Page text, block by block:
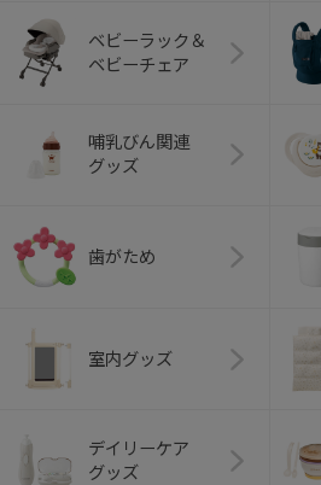
ベビーラック＆
ベビーチェア
哺乳びん関連
グッズ
歯がため
室内グッズ
デイリーケア
グッズ